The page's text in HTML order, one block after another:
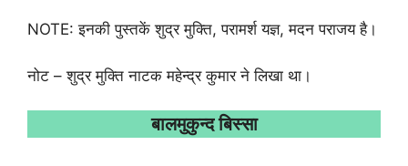
NOTE: इनकी पुस्तकें शुद्र मुक्ति, परामर्श यज्ञ, मदन पराजय है।
नोट – शुद्र मुक्ति नाटक महेन्द्र कुमार ने लिखा था।
बालमुकुन्द बिस्सा